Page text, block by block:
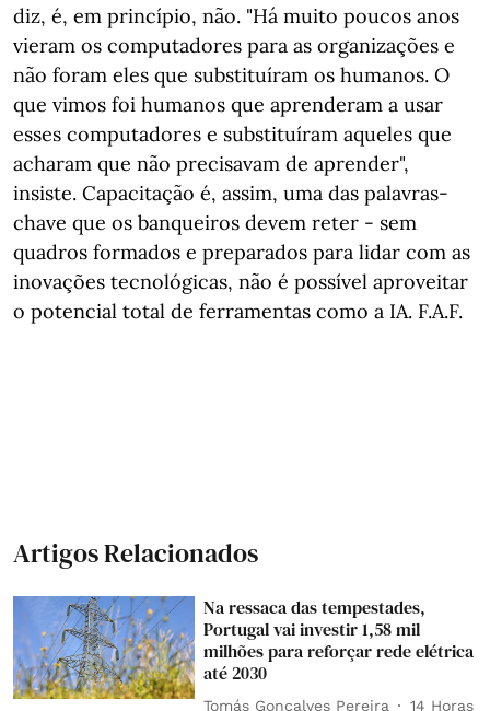
diz, é, em princípio, não. "Há muito poucos anos
vieram os computadores para as organizações e
não foram eles que substituíram os humanos. O
que vimos foi humanos que aprenderam a usar
esses computadores e substituíram aqueles que
acharam que não precisavam de aprender",
insiste. Capacitação é, assim, uma das palavras-
chave que os banqueiros devem reter - sem
quadros formados e preparados para lidar com as
inovações tecnológicas, não é possível aproveitar
o potencial total de ferramentas como a IA. F.A.F.
Artigos Relacionados
Na ressaca das tempestades,
Portugal vai investir 1,58 mil
milhões para reforçar rede elétrica
até 2030
Tomás Gonçalves Pereira 14 Horas